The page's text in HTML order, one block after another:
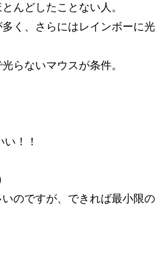
んどしたことない人。
く、さらにはレインボーに光
らないマウスが条件。
！！
のですが、できれば最小限の